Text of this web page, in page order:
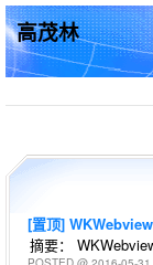
高茂林
[置顶]
摘要：